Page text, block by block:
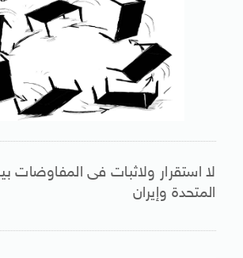
لا استقرار ولاثبات فى المفاوضات
المتحدة وإيران